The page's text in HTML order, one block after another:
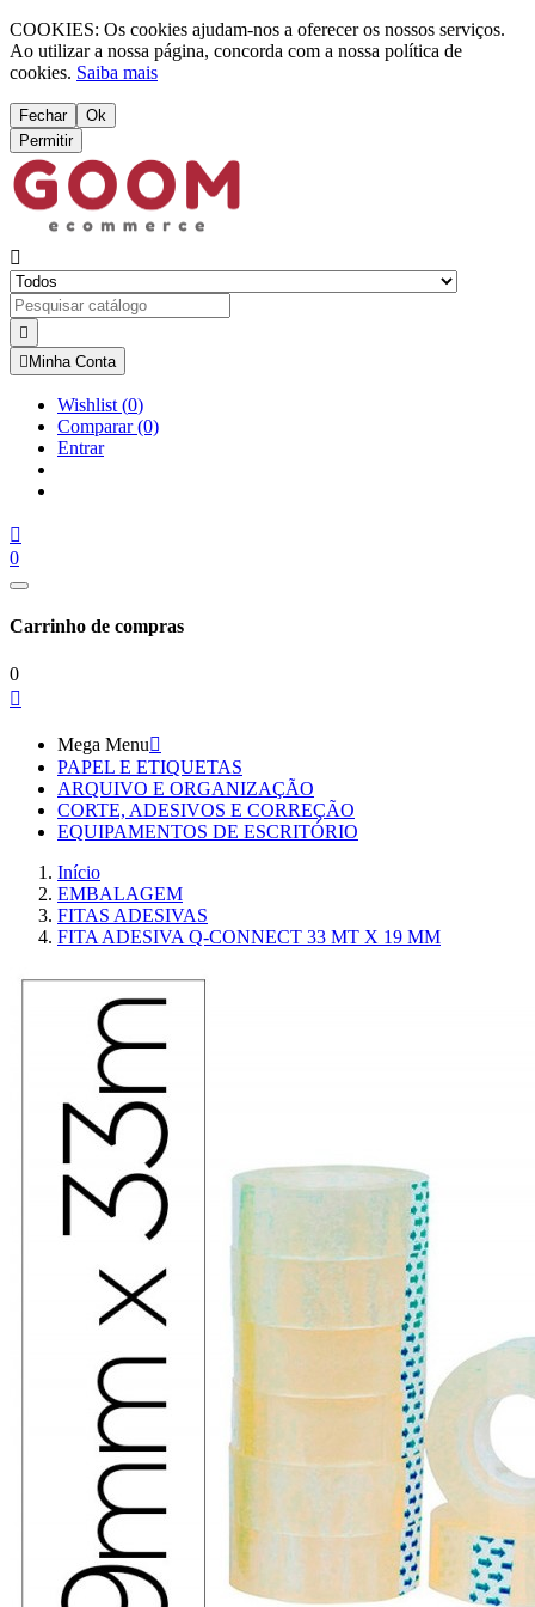
COOKIES: Os cookies ajudam-nos a oferecer os nossos serviços.
Ao utilizar a nossa página, concorda com a nossa política de
cookies. Saiba mais
Fechar
Ok
Permitir


 Minha Conta
Wishlist (0)
Comparar(0)
Entrar

0
Carrinho de compras
0

Mega Menu
PAPEL E ETIQUETAS
ARQUIVO E ORGANIZAÇÃO
CORTE, ADESIVOS E CORREÇÃO
EQUIPAMENTOS DE ESCRITÓRIO
Início
EMBALAGEM
FITAS ADESIVAS
FITA ADESIVA Q-CONNECT 33 MT X 19 MM